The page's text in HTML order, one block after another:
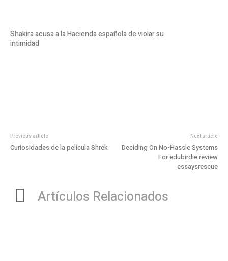
Shakira acusa a la Hacienda española de violar su
intimidad
Previous article
Curiosidades de la película Shrek
Next article
Deciding On No-Hassle Systems
For edubirdie review
essaysrescue
Artículos Relacionados